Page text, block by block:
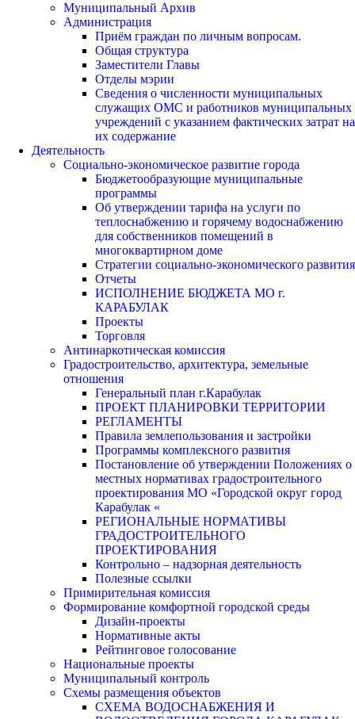
Муниципальный Архив
Администрация
Приём граждан по личным вопросам.
Общая структура
Заместители Главы
Отделы мэрии
Сведения о численности муниципальных
служащих ОМС и работников муниципальных
учреждений с указанием фактических затрат на
их содержание
Деятельность
Социально-экономическое развитие города
Бюджетообразующие муниципальные
программы
Об утверждении тарифа на услуги по
теплоснабжению и горячему водоснабжению
для собственников помещений в
многоквартирном доме
Стратегии социально-экономического развития
Отчеты
ИСПОЛНЕНИЕ БЮДЖЕТА МО г.
КАРАБУЛАК
Проекты
Торговля
Антинаркотическая комиссия
Градостроительство, архитектура, земельные
отношения
Генеральный план г.Карабулак
ПРОЕКТ ПЛАНИРОВКИ ТЕРРИТОРИИ
РЕГЛАМЕНТЫ
Правила землепользования и застройки
Программы комплексного развития
Постановление об утверждении Положениях о
местных нормативах градостроительного
проектирования МО «Городской округ город
Карабулак «
РЕГИОНАЛЬНЫЕ НОРМАТИВЫ
ГРАДОСТРОИТЕЛЬНОГО
ПРОЕКТИРОВАНИЯ
Контрольно – надзорная деятельность
Полезные ссылки
Примирительная комиссия
Формирование комфортной городской среды
Дизайн-проекты
Нормативные акты
Рейтинговое голосование
Национальные проекты
Муниципальный контроль
Схемы размещения объектов
СХЕМА ВОДОСНАБЖЕНИЯ И